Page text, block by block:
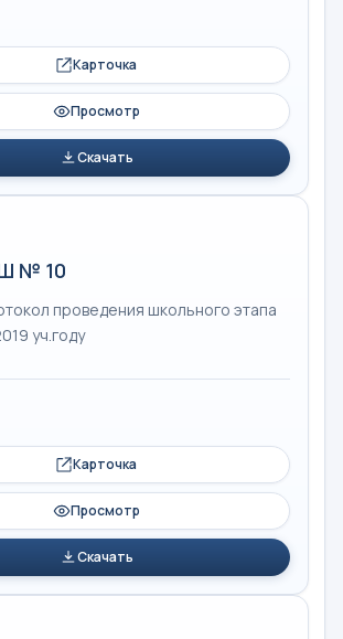
Карточка
Просмотр
Скачать
№ 10
проведения школьного этапа
уч.году
Карточка
Просмотр
Скачать